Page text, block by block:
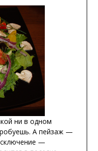
ни в одном
А пейзаж —
—